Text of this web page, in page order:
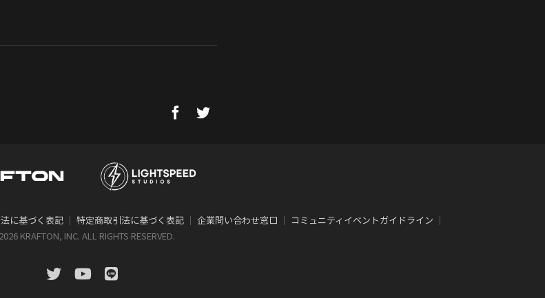
に基づく表記 ｜ 特定商取引法に基づく表記 ｜ 企業問い合わせ窓口 ｜ コミュニティイベントガイドライン ｜
2026 KRAFTON, INC. ALL RIGHTS RESERVED.